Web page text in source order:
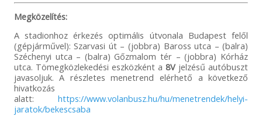
Megközelítés:
A stadionhoz érkezés optimális útvonala Budapest felől
(gépjárművel): Szarvasi út – (jobbra) Baross utca – (balra)
Széchenyi utca – (balra) Gőzmalom tér – (jobbra) Kórház
utca. Tömegközlekedési eszközként a 8V jelzésű autóbuszt
javasoljuk. A részletes menetrend elérhető a következő
hivatkozás
alatt:https://www.volanbusz.hu/hu/menetrendek/helyi-
jaratok/bekescsaba